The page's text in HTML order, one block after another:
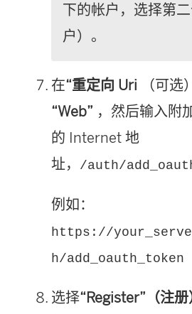
下的帐户，选择第
户）。
在“重定向 Uri （可选
“Web” ，然后输入附
的 Internet 地
址，
/auth/
例如：
https://
h/add_oauth_token
选择“Register”（注册